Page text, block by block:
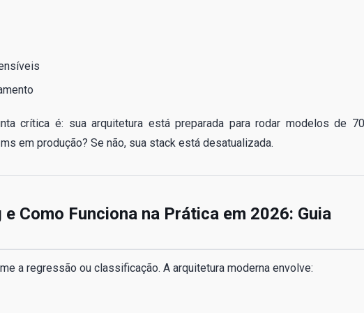
crítica é: sua arquitetura está preparada para rodar modelos de
em produção? Se não, sua stack está desatualizada.
Como Funciona na Prática em 2026: Guia
a regressão ou classificação. A arquitetura moderna envolve: